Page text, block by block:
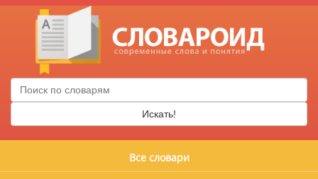
Искать!
Все словари